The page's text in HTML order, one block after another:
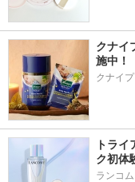
クナイ
施中！
クナイプ
トラ
ク初体
ランコム